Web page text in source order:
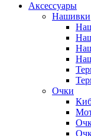
Аксессуары
Нашивки
Очки